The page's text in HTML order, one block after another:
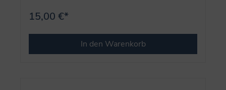
15,00 €*
In den Warenkorb